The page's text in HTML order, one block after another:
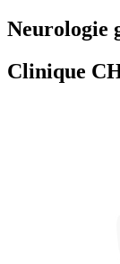
Neurologie
Clinique